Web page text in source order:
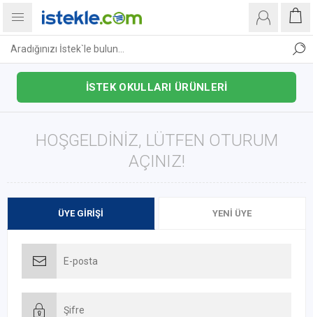
İSTEK OKULLARI ÜRÜNLERİ
HOŞGELDINIZ, LÜTFEN OTURUM
AÇINIZ!
ÜYE GIRIŞI YENI ÜYE